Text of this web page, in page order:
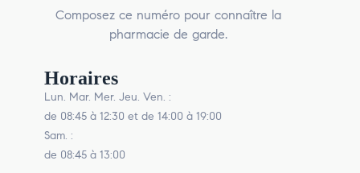
Composez ce numéro pour connaître la
pharmacie de garde.
Horaires
Lun. Mar. Mer. Jeu. Ven. :
de 08:45 à 12:30 et de 14:00 à 19:00
Sam. :
de 08:45 à 13:00